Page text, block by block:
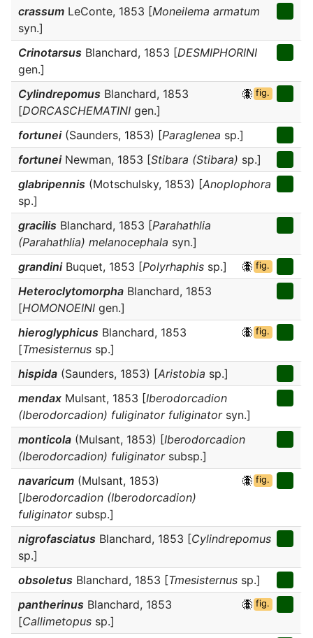
crassum LeConte, 1853 [Moneilema armatum
syn.]
Crinotarsus Blanchard, 1853 [DESMIPHORINI
gen.]
Cylindrepomus Blanchard, 1853
[DORCASCHEMATINI gen.]
fig.
fortunei(Saunders, 1853) [Paraglenea sp.]
fortuneiNewman, 1853 [Stibara (Stibara) sp.]
glabripennis (Motschulsky, 1853) [Anoplophora
sp.]
gracilis Blanchard, 1853 [Parahathlia
(Parahathlia) melanocephala syn.]
grandiniBuquet, 1853 [Polyrhaphis sp.] fig.
Heteroclytomorpha Blanchard, 1853
[HOMONOEINI gen.]
hieroglyphicus Blanchard, 1853
[Tmesisternus sp.]
fig.
hispida (Saunders, 1853) [Aristobia sp.]
mendax Mulsant, 1853 [Iberodorcadion
(Iberodorcadion) fuliginator fuliginatorsyn.]
monticola (Mulsant, 1853) [Iberodorcadion
(Iberodorcadion) fuliginatorsubsp.]
navaricum (Mulsant, 1853)
[Iberodorcadion (Iberodorcadion)
fuliginatorsubsp.]
fig.
nigrofasciatus Blanchard, 1853 [Cylindrepomus
sp.]
obsoletus Blanchard, 1853 [Tmesisternus sp.]
pantherinus Blanchard, 1853
[Callimetopus sp.]
fig.